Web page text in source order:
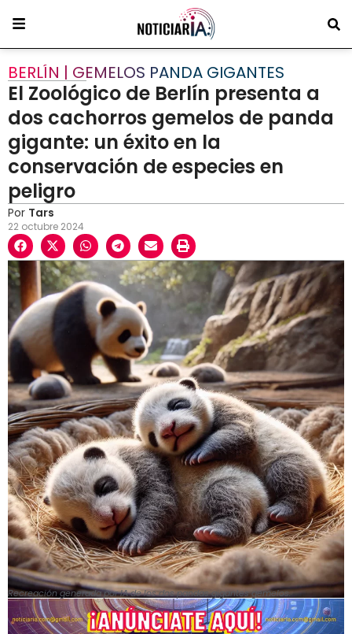
BERLÍN | GEMELOS PANDA GIGANTES
El Zoológico de Berlín presenta a
dos cachorros gemelos de panda
gigante: un éxito en la
conservación de especies en
peligro
Por Tars
22 octubre 2024
Recreación generada por IA de los dos pandas gigantes gemelos.